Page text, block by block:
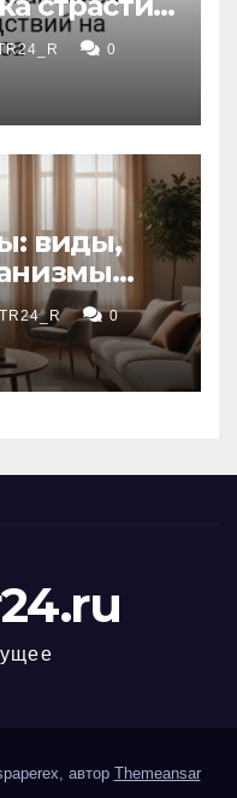
на
0
виды,
0
автор Themeansar